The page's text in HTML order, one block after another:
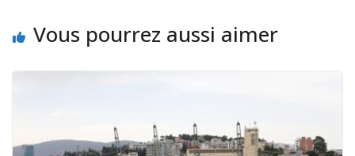
Vous pourrez aussi aimer